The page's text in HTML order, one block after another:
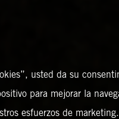
usted da su
para mejorar la
esfuerzos de